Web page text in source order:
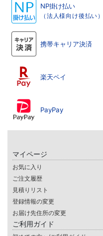
NP掛け払い
（法人様向け後払い）
携帯キャリア決済
楽天ペイ
PayPay
マイページ
お気に入り
ご注文履歴
見積りリスト
登録情報の変更
お届け先住所の変更
ご利用ガイド